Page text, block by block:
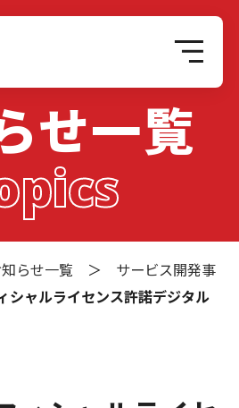
せ一覧
らせ一覧 ＞ サービス開発事
シャルライセンス許諾デジタル